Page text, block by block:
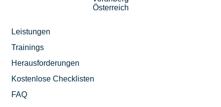
Österreich
Leistungen
Trainings
Herausforderungen
Kostenlose Checklisten
FAQ